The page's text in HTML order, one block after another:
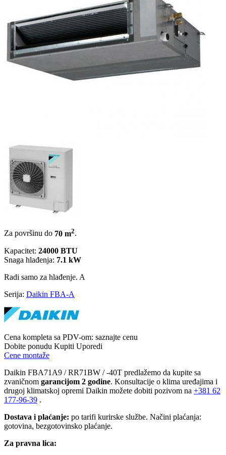
Za površinu do 70 m2.
Kapacitet: 24000 BTU
Snaga hlađenja: 7.1 kW
Radi samo za hlađenje. A
Serija: Daikin FBA-A
Cena kompleta sa PDV-om: saznajte cenu
Dobite ponudu Kupiti Uporedi
Cene montaže
Daikin FBA71A9 / RR71BW / -40T predlažemo da kupite sa
zvaničnom garancijom 2 godine. Konsultacije o klima uređajima i
drugoj klimatskoj opremi Daikin možete dobiti pozivom na +381 62
177-96-39 .
Dostava i plaćanje: po tarifi kurirske službe. Načini plaćanja:
gotovina, bezgotovinsko plaćanje.
Za pravna lica: